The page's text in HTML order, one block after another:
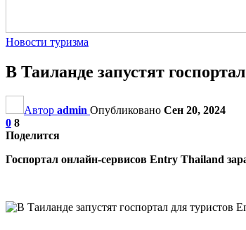
Новости туризма
В Таиланде запустят
Автор admin Опубликовано Сен 20, 2024
0 8
Поделится
Госпортал онлайн-сервисов Entry Thailand